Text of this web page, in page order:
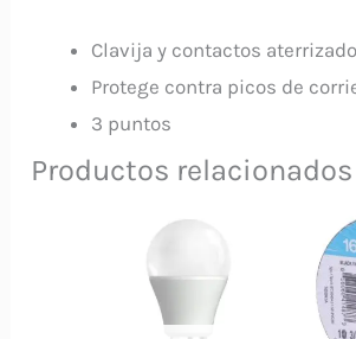
Clavija y contactos
Protege contra picos de
3 puntos
Productos relacionados